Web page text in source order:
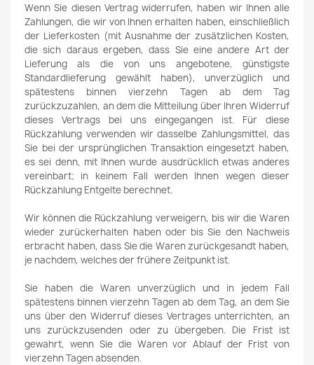
Wenn Sie diesen Vertrag widerrufen, haben wir Ihnen alle
Zahlungen, die wir von Ihnen erhalten haben, einschließlich
der Lieferkosten (mit Ausnahme der zusätzlichen Kosten,
die sich daraus ergeben, dass Sie eine andere Art der
Lieferung als die von uns angebotene, günstigste
Standardlieferung gewählt haben), unverzüglich und
spätestens binnen vierzehn Tagen ab dem Tag
zurückzuzahlen, an dem die Mitteilung über Ihren Widerruf
dieses Vertrags bei uns eingegangen ist. Für diese
Rückzahlung verwenden wir dasselbe Zahlungsmittel, das
Sie bei der ursprünglichen Transaktion eingesetzt haben,
es sei denn, mit Ihnen wurde ausdrücklich etwas anderes
vereinbart; in keinem Fall werden Ihnen wegen dieser
Rückzahlung Entgelte berechnet.
Wir können die Rückzahlung verweigern, bis wir die Waren
wieder zurückerhalten haben oder bis Sie den Nachweis
erbracht haben, dass Sie die Waren zurückgesandt haben,
je nachdem, welches der frühere Zeitpunkt ist.
Sie haben die Waren unverzüglich und in jedem Fall
spätestens binnen vierzehn Tagen ab dem Tag, an dem Sie
uns über den Widerruf dieses Vertrages unterrichten, an
uns zurückzusenden oder zu übergeben. Die Frist ist
gewahrt, wenn Sie die Waren vor Ablauf der Frist von
vierzehn Tagen absenden.